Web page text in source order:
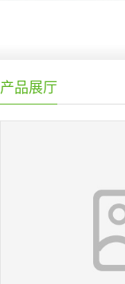
产品展厅